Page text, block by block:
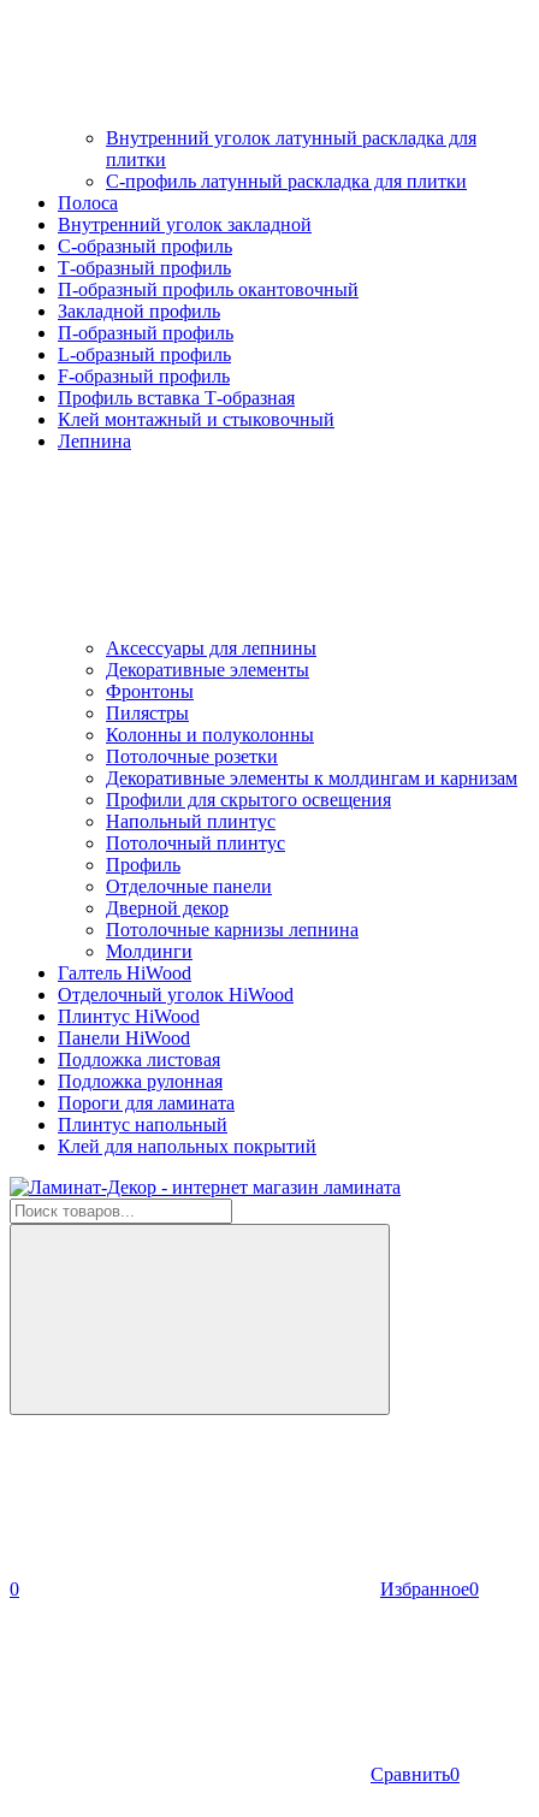
Внутренний уголок латунный раскладка для
плитки
С-профиль латунный раскладка для плитки
Полоса
Внутренний уголок закладной
С-образный профиль
Т-образный профиль
П-образный профиль окантовочный
Закладной профиль
П-образный профиль
L-образный профиль
F-образный профиль
Профиль вставка Т-образная
Клей монтажный и стыковочный
Лепнина
Аксессуары для лепнины
Декоративные элементы
Фронтоны
Пилястры
Колонны и полуколонны
Потолочные розетки
Декоративные элементы к молдингам и карнизам
Профили для скрытого освещения
Напольный плинтус
Потолочный плинтус
Профиль
Отделочные панели
Дверной декор
Потолочные карнизы лепнина
Молдинги
Галтель HiWood
Отделочный уголок HiWood
Плинтус HiWood
Панели HiWood
Подложка листовая
Подложка рулонная
Пороги для ламината
Плинтус напольный
Клей для напольных покрытий
0 Избранное0
Сравнить0